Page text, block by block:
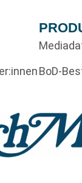
BoD-